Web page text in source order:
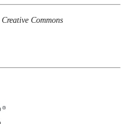
Creative Commons